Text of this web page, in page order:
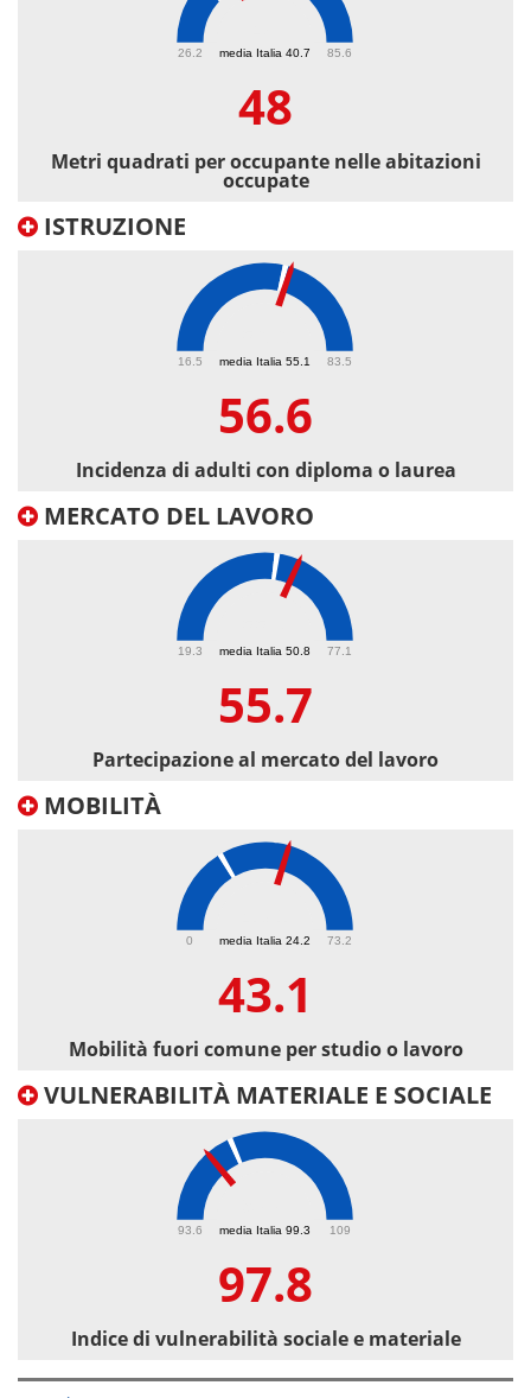
media Italia 40.7
26.2 85.6
48
Metri quadrati per occupante nelle abitazioni
occupate
ISTRUZIONE
media Italia 55.1
16.5 83.5
56.6
Incidenza di adulti con diploma o laurea
MERCATO DEL LAVORO
media Italia 50.8
19.3 77.1
55.7
Partecipazione al mercato del lavoro
MOBILITÀ
media Italia 24.2
0 73.2
43.1
Mobilità fuori comune per studio o lavoro
VULNERABILITÀ MATERIALE E SOCIALE
media Italia 99.3
93.6 109
97.8
Indice di vulnerabilità sociale e materiale